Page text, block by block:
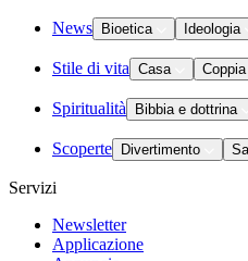
News Bioetica Ideologia
Stile di vita Casa Coppia
Spiritualità Bibbia e dottrina
Scoperte Divertimento
Servizi
Newsletter
Applicazione